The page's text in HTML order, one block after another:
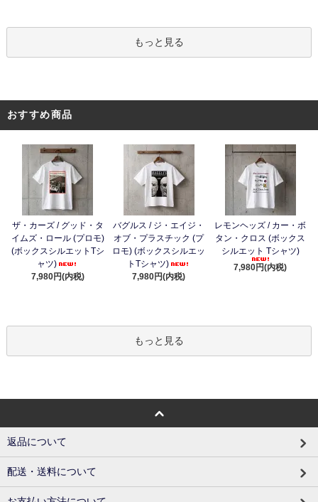
もっと見る
おすすめ商品
ザ・カーズ / グッド・タ
イムズ・ロール (プロモ)
(ボックスシルエットTシ
ャツ)
7,980円(内税)
バグルス / ジ・エイジ・
オブ・プラスチック (プ
ロモ) (ボックスシルエッ
トTシャツ)
7,980円(内税)
レモンヘッズ / カー・ボ
タン・クロス (ボックス
シルエット Tシャツ)
7,980円(内税)
もっと見る
返品について
配送・送料について